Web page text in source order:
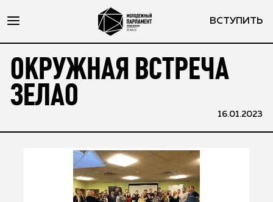
ВСТУПИТЬ
ОКРУЖНАЯ ВСТРЕЧА
ЗЕЛАО
16.01.2023